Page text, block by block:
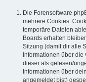
Die Forensoftware
mehrere Cookies.
temporäre Dateien
Boards erhalten
Sitzung (damit dir alle
Informationen über
dieser als gelesen/
Informationen über
angemeldet bist)